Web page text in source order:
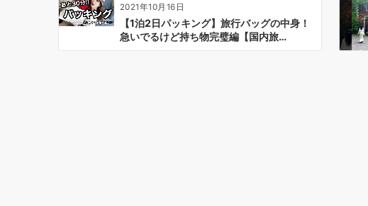
2021年10月16日
【1泊2日パッキング】旅行バッグの中身！
急いでるけど持ち物完璧編【国内旅…